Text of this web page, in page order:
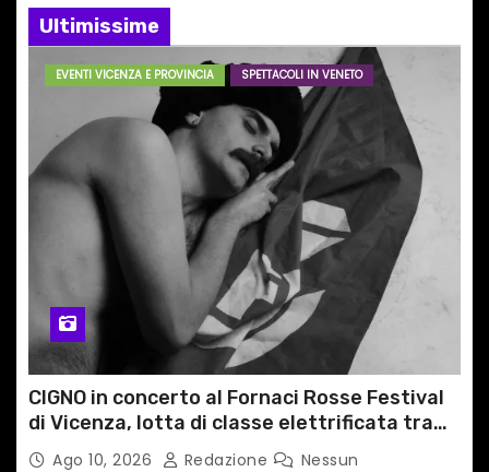
n
e
r
o
l
i
Ultimissime
EVENTI VICENZA E PROVINCIA SPETTACOLI IN VENETO
CIGNO in concerto al Fornaci Rosse Festival
di Vicenza, lotta di classe elettrificata tra
sacro e profano
Ago 10, 2026 Redazione
Nessun